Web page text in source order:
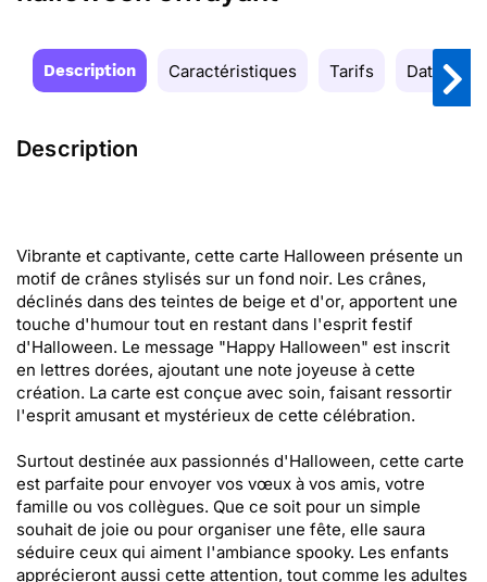
Description Caractéristiques Tarifs Date de
Description
Vibrante et captivante, cette carte Halloween présente un
motif de crânes stylisés sur un fond noir. Les crânes,
déclinés dans des teintes de beige et d'or, apportent une
touche d'humour tout en restant dans l'esprit festif
d'Halloween. Le message "Happy Halloween" est inscrit
en lettres dorées, ajoutant une note joyeuse à cette
création. La carte est conçue avec soin, faisant ressortir
l'esprit amusant et mystérieux de cette célébration.
Surtout destinée aux passionnés d'Halloween, cette carte
est parfaite pour envoyer vos vœux à vos amis, votre
famille ou vos collègues. Que ce soit pour un simple
souhait de joie ou pour organiser une fête, elle saura
séduire ceux qui aiment l'ambiance spooky. Les enfants
apprécieront aussi cette attention, tout comme les adultes